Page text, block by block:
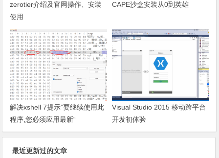
zerotier介绍及官网操作、安装
使用
CAPE沙盒安装从0到英雄
解决xshell 7提示”要继续使用此
程序,您必须应用最新“
Visual Studio 2015 移动跨平台
开发初体验
最近更新过的文章